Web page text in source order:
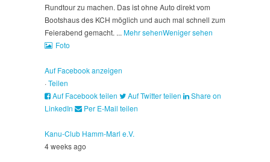
Rundtour zu machen. Das ist ohne Auto direkt vom
Bootshaus des KCH möglich und auch mal schnell zum
Feierabend gemacht. ... Mehr sehenWeniger sehen
Foto
Auf Facebook anzeigen
·Teilen
Auf Facebook teilen
Auf Twitter teilen
Share on
LinkedIn
Per E-Mail teilen
Kanu-Club Hamm-Marl e.V.
4 weeks ago